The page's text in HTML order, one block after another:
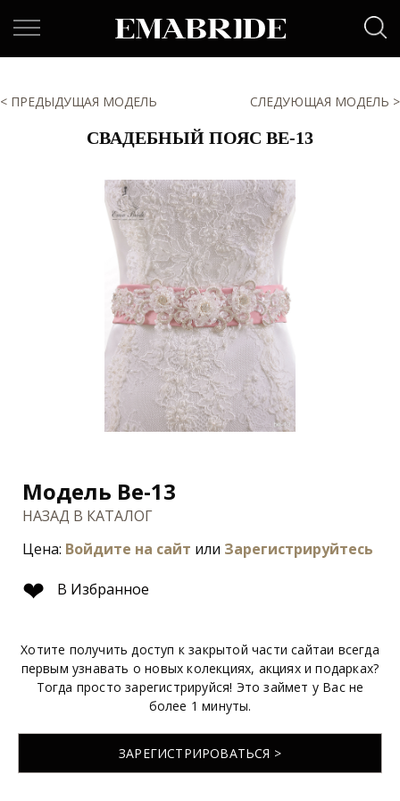
< ПРЕДЫДУЩАЯ МОДЕЛЬ СЛЕДУЮЩАЯ МОДЕЛЬ >
СВАДЕБНЫЙ ПОЯС BE-13
Модель Be-13
НАЗАД В КАТАЛОГ
Цена: Войдите на сайт или Зарегистрируйтесь
❤ В Избранное
Хотите получить доступ к закрытой части сайтаи всегда
первым узнавать о новых колекциях, акциях и подарках?
Тогда просто зарегистрируйся! Это займет у Вас не
более 1 минуты.
ЗАРЕГИСТРИРОВАТЬСЯ >